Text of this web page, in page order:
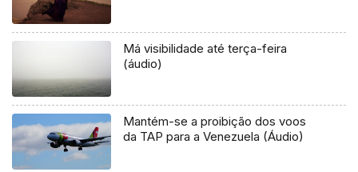
Má visibilidade até terça-feira
(áudio)
Mantém-se a proibição dos voos
da TAP para a Venezuela (Áudio)